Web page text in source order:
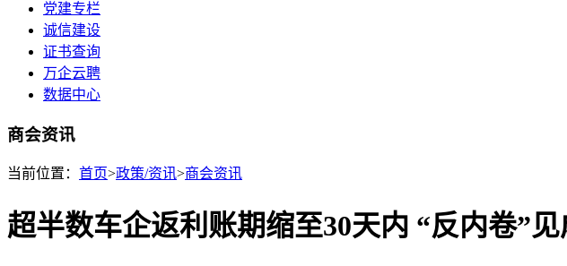
党建专栏
诚信建设
证书查询
万企云聘
数据中心
商会资讯
当前位置： 首页>政策/资讯>商会资讯
超半数车企返利账期缩至30天内 “反内卷”见